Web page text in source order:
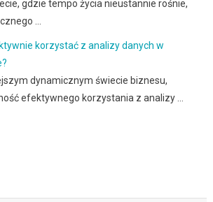
gdzie tempo życia nieustannie rośnie,
…
korzystać z analizy danych w
dynamicznym świecie biznesu,
efektywnego korzystania z analizy …